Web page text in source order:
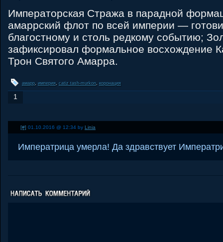
Императорская Стража в парадной
амаррский флот по всей империи —
благостному и столь редкому событию;
зафиксировал формальное восхождение
Трон Святого Амарра.
амарр, империя, catiz tash-murkon, коронация
1
[#] 01.10.2016 @ 12:34 by Linia
Императрица умерла! Да здравствует